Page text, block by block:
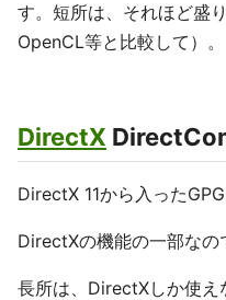
す。短所は、それほど盛
OpenCL等と比較して）。
DirectX
DirectX 11から入った
DirectXの機能の一部なの
長所は、DirectXしか使え